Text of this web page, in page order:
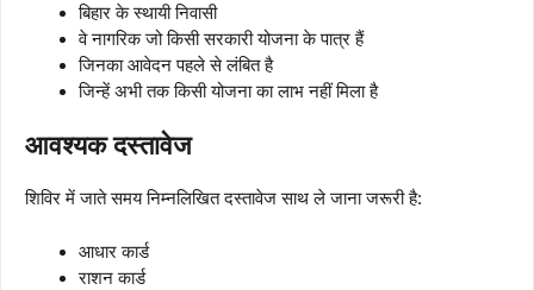
बिहार के स्थायी निवासी
वे नागरिक जो किसी सरकारी योजना के पात्र हैं
जिनका आवेदन पहले से लंबित है
जिन्हें अभी तक किसी योजना का लाभ नहीं मिला है
आवश्यक दस्तावेज
शिविर में जाते समय निम्नलिखित दस्तावेज साथ ले जाना जरूरी है:
आधार कार्ड
राशन कार्ड